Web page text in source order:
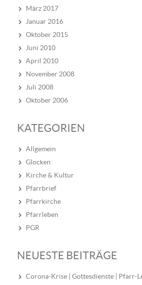
März 2017
Januar 2016
Oktober 2015
Juni 2010
April 2010
November 2008
Juli 2008
Oktober 2006
KATEGORIEN
Allgemein
Glocken
Kirche & Kultur
Pfarrbrief
Pfarrkirche
Pfarrleben
PGR
NEUESTE BEITRÄGE
Corona-Krise | Gottesdienste | Pfarr-